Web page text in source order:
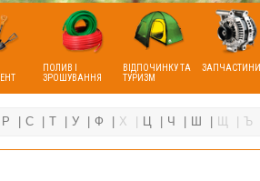
ПОЛИВ І
ЗРОШУВАННЯ
ВІДПОЧИНКУ ТА
ТУРИЗМ
ЗАПЧАСТИНИ
Р С Т У Ф Х Ц Ч Ш Щ Ъ